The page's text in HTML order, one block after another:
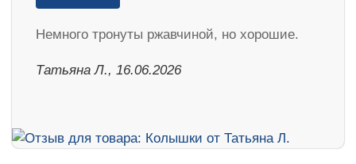
Немного тронуты ржавчиной, но хорошие.
Татьяна Л., 16.06.2026